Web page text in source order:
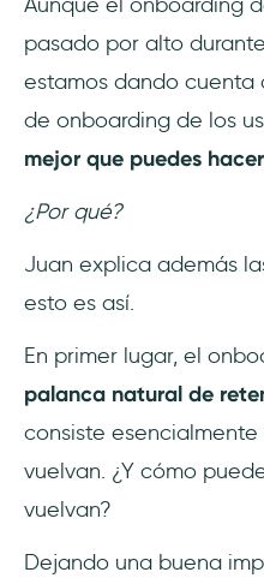
pasado por alto
estamos dando cuenta
de onboarding de los
mejor que puedes
¿Por qué?
Juan explica además
esto es así.
En primer lugar, el
palanca natural de
consiste
vuelvan. ¿Y cómo
vuelvan?
Dejando una buena